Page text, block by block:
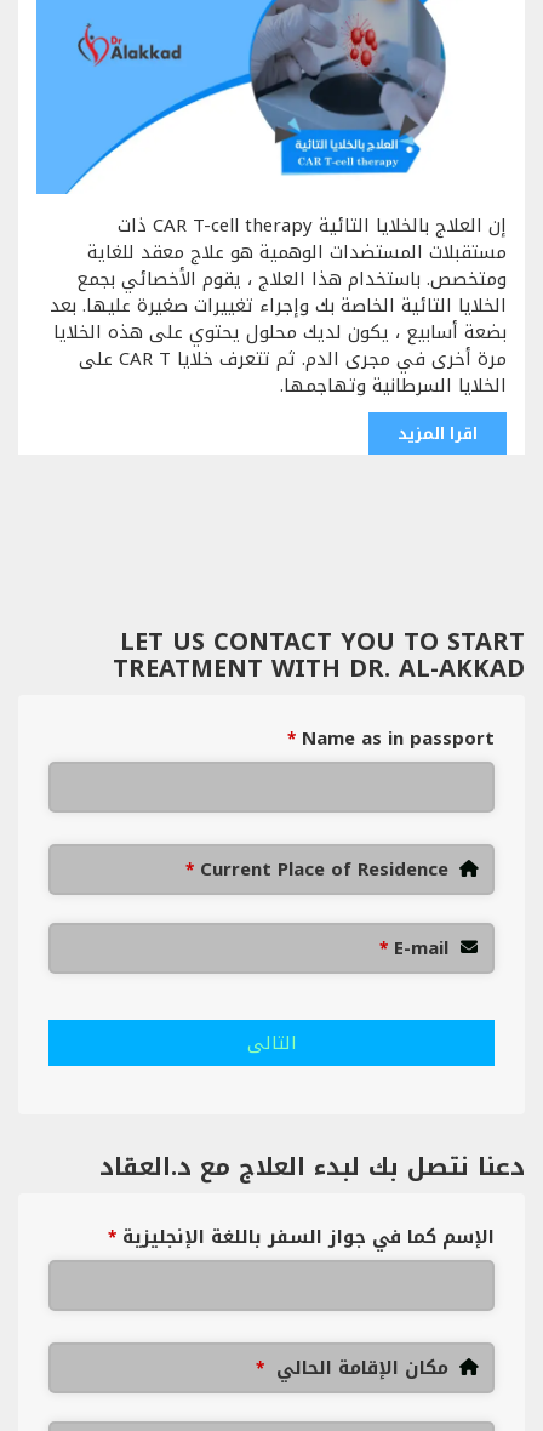
إن العلاج بالخلايا التائية CAR T-cell therapy ذات
مستقبلات المستضدات الوهمية هو علاج معقد للغاية
ومتخصص. باستخدام هذا العلاج ، يقوم الأخصائي بجمع
الخلايا التائية الخاصة بك وإجراء تغييرات صغيرة عليها. بعد
بضعة أسابيع ، يكون لديك محلول يحتوي على هذه الخلايا
مرة أخرى في مجرى الدم. ثم تتعرف خلايا CAR T على
الخلايا السرطانية وتهاجمها.
اقرا المزيد
LET US CONTACT YOU TO START
TREATMENT WITH DR. AL-AKKAD
Name as in passport
*
Current Place of Residence
*
E-mail
*
التالى
دعنا نتصل بك لبدء العلاج مع د.العقاد
الإسم كما في جواز السفر باللغة الإنجليزية *
مكان الإقامة الحالي *